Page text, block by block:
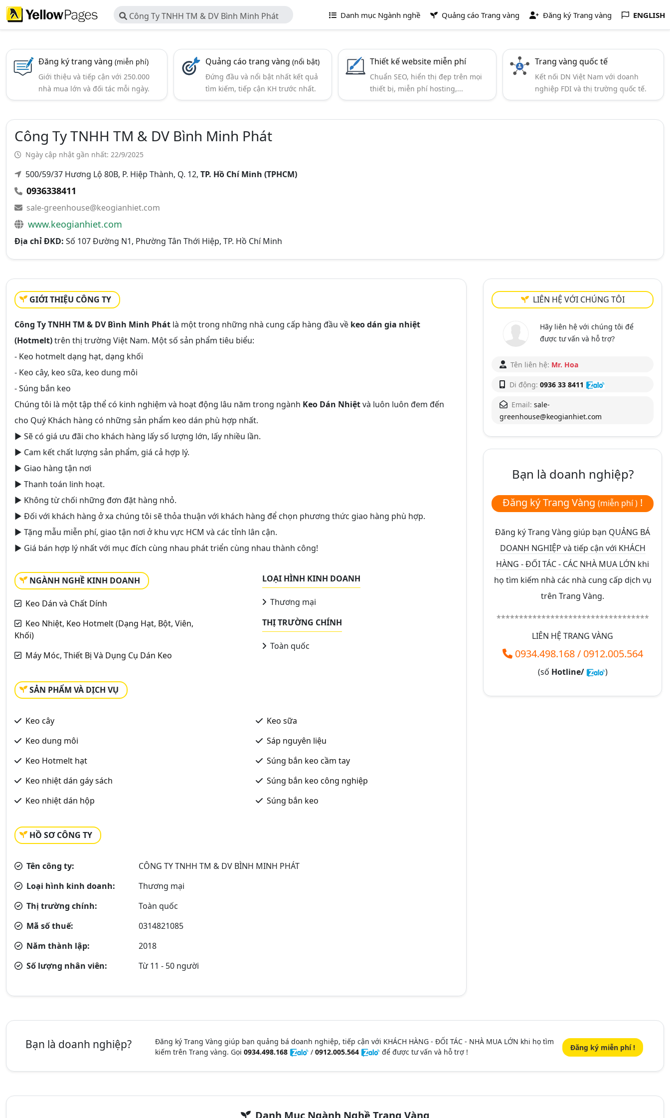
Công Ty TNHH TM & DV Bình Minh Phát Danh mục Ngành nghề Quảng cáo Trang vàng Đăng ký Trang vàng ENGLISH
Đăng ký trang vàng (miễn phí)
Giới thiệu và tiếp cận với 250.000
nhà mua lớn và đối tác mỗi ngày.
Quảng cáo trang vàng(nổi bật)
Đứng đầu và nổi bật nhất kết quả
tìm kiếm, tiếp cận KH trước nhất.
Thiết kế website miễn phí
Chuẩn SEO, hiển thị đẹp trên mọi
thiết bị, miễn phí hosting,...
Trang vàng quốc tế
Kết nối DN Việt Nam với doanh
nghiệp FDI và thị trường quốc tế.
Công Ty TNHH TM & DV Bình Minh Phát
Ngày cập nhật gần nhất: 22/9/2025
500/59/37 Hương Lộ 80B, P. Hiệp Thành, Q. 12, TP. Hồ Chí Minh (TPHCM)
0936338411
sale-greenhouse@keogianhiet.com
www.keogianhiet.com
Địa chỉ ĐKD: Số 107 Đường N1, Phường Tân Thới Hiệp, TP. Hồ Chí Minh
GIỚI THIỆU CÔNG TY
Công Ty TNHH TM & DV Bình Minh Phát là một trong những nhà cung cấp hàng đầu về keo dán gia nhiệt
(Hotmelt)trên thị trường Việt Nam. Một số sản phẩm tiêu biểu:
- Keo hotmelt dạng hạt, dạng khối
- Keo cây, keo sữa, keo dung môi
- Súng bắn keo
Chúng tôi là một tập thể có kinh nghiệm và hoạt động lâu năm trong ngành Keo Dán Nhiệtvà luôn luôn đem đến
cho Quý Khách hàng có những sản phẩm keo dán phù hợp nhất.
► Sẽ có giá ưu đãi cho khách hàng lấy số lượng lớn, lấy nhiều lần.
► Cam kết chất lượng sản phẩm, giá cả hợp lý.
► Giao hàng tận nơi
► Thanh toán linh hoạt.
► Không từ chối những đơn đặt hàng nhỏ.
► Đối với khách hàng ở xa chúng tôi sẽ thỏa thuận với khách hàng để chọn phương thức giao hàng phù hợp.
► Tặng mẫu miễn phí, giao tận nơi ở khu vực HCM và các tỉnh lân cận.
► Giá bán hợp lý nhất với mục đích cùng nhau phát triển cùng nhau thành công!
NGÀNH NGHỀ KINH DOANH
Keo Dán và Chất Dính
Keo Nhiệt, Keo Hotmelt (Dạng Hạt, Bột, Viên,
Khối)
Máy Móc, Thiết Bị Và Dụng Cụ Dán Keo
LOẠI HÌNH KINH DOANH
Thương mại
THỊ TRƯỜNG CHÍNH
Toàn quốc
SẢN PHẨM VÀ DỊCH VỤ
Keo cây
Keo dung môi
Keo Hotmelt hạt
Keo nhiệt dán gáy sách
Keo nhiệt dán hộp
Keo sữa
Sáp nguyên liệu
Súng bắn keo cầm tay
Súng bắn keo công nghiệp
Súng bắn keo
HỒ SƠ CÔNG TY
Tên công ty:
CÔNG TY TNHH TM & DV BÌNH MINH PHÁT
Loại hình kinh doanh:
Thương mại
Thị trường chính:
Toàn quốc
Mã số thuế:
0314821085
Năm thành lập:
2018
Số lượng nhân viên:
Từ 11 - 50 người
LIÊN HỆ VỚI CHÚNG TÔI
Hãy liên hệ với chúng tôi để
được tư vấn và hỗ trợ?
Tên liên hệ: Mr. Hoa
Di động: 0936 33 8411
Email: sale-
greenhouse@keogianhiet.com
Bạn là doanh nghiệp?
Đăng ký Trang Vàng (miễn phí ) !
Đăng ký Trang Vàng giúp bạn QUẢNG BÁ
DOANH NGHIỆP và tiếp cận với KHÁCH
HÀNG - ĐỐI TÁC - CÁC NHÀ MUA LỚN khi
họ tìm kiếm nhà các nhà cung cấp dịch vụ
trên Trang Vàng.
**********************************
LIÊN HỆ TRANG VÀNG
0934.498.168/ 0912.005.564
(số Hotline/ )
Bạn là doanh nghiệp?
Đăng ký Trang Vàng giúp bạn quảng bá doanh nghiệp, tiếp cận với KHÁCH HÀNG - ĐỐI TÁC - NHÀ MUA LỚN khi họ tìm
kiếm trên Trang vàng. Gọi 0934.498.168 / 0912.005.564 để được tư vấn và hỗ trợ ! Đăng ký miễn phí !
Danh Mục Ngành Nghề Trang Vàng